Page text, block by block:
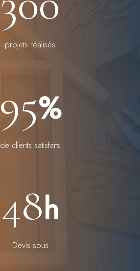
projets réalisés
95%
de clients satisfaits
48h
Devis sous